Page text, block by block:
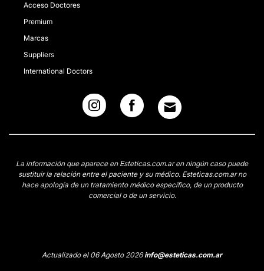
Acceso Doctores
Premium
Marcas
Suppliers
International Doctors
La información que aparece en Esteticas.com.ar en ningún caso puede
sustituir la relación entre el paciente y su médico. Esteticas.com.ar no
hace apología de un tratamiento médico específico, de un producto
comercial o de un servicio.
Actualizado el 06 Agosto 2026info@esteticas.com.ar